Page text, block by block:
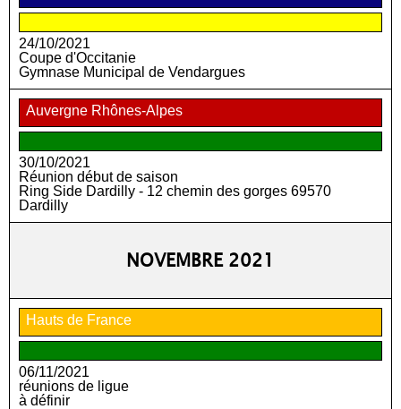
24/10/2021
Coupe d'Occitanie
Gymnase Municipal de Vendargues
Auvergne Rhônes-Alpes
30/10/2021
Réunion début de saison
Ring Side Dardilly - 12 chemin des gorges 69570
Dardilly
NOVEMBRE 2021
Hauts de France
06/11/2021
réunions de ligue
à définir